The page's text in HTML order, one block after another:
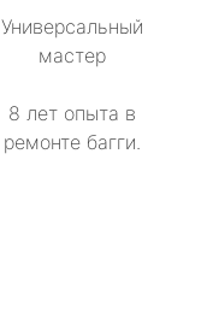
Универсальный
мастер
8 лет опыта в
ремонте багги.